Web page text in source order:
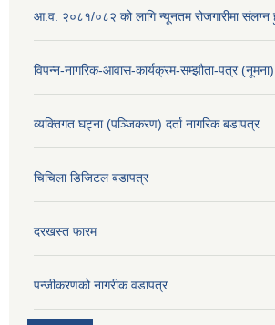
आ.व. २०८१/०८२ को लागि न्यूनतम रोजगारीमा संलग्न
विपन्न-नागरिक-आवास-कार्यक्रम-सम्झौता-पत्र (नूमना)
व्यक्तिगत घट्ना (पञ्जिकरण) दर्ता नागरिक बडापत्र
चिचिला डिजिटल बडापत्र
दरखस्त फारम
प‍न्जीकरणको नागरीक वडापत्र